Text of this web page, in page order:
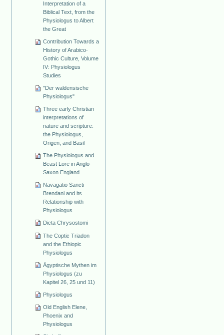
Interpretation of a
Biblical Text, from the
Physiologus to Albert
the Great
Contribution Towards a
History of Arabico-
Gothic Culture, Volume
IV: Physiologus
Studies
"Der waldensische
Physiologus"
Three early Christian
interpretations of
nature and scripture:
the Physiologus,
Origen, and Basil
The Physiologus and
Beast Lore in Anglo-
Saxon England
Navagatio Sancti
Brendani and its
Relationship with
Physiologus
Dicta Chrysostomi
The Coptic Triadon
and the Ethiopic
Physiologus
Ägyptische Mythen im
Physiologus (zu
Kapitel 26, 25 und 11)
Physiologus
Old English Elene,
Phoenix and
Physiologus